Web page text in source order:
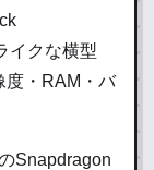
イクな横型
度・RAM・バ
Snapdragon